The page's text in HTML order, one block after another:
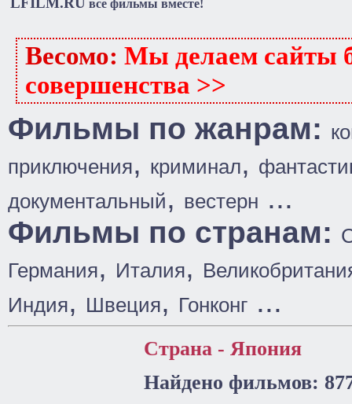
все фильмы вместе!
Весомо: Мы делаем сайты
совершенства >>
Фильмы по жанрам:
приключения, криминал,
документальный, вестерн ...
Фильмы по странам:
Германия, Италия,
Индия, Швеция, Гонконг ...
Страна - Япония
Найдено фильмов: